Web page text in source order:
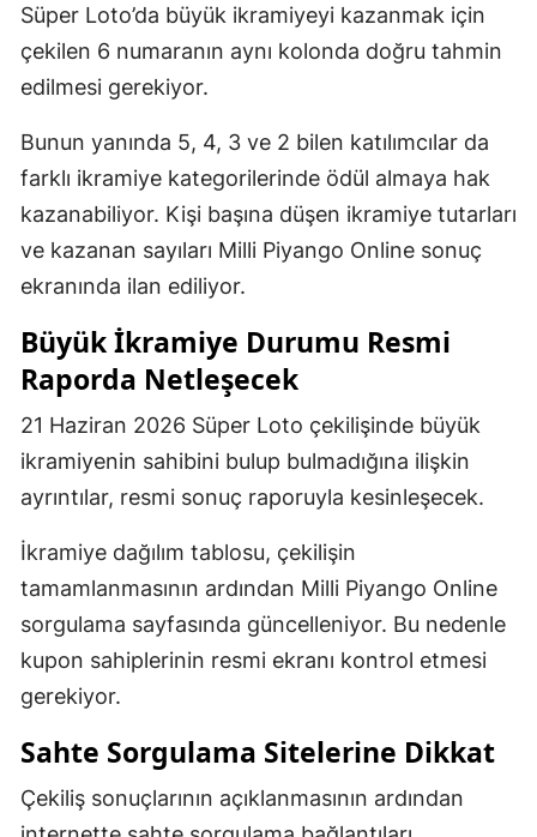
Süper Loto’da büyük ikramiyeyi kazanmak için
çekilen 6 numaranın aynı kolonda doğru tahmin
edilmesi gerekiyor.
Bunun yanında 5, 4, 3 ve 2 bilen katılımcılar da
farklı ikramiye kategorilerinde ödül almaya hak
kazanabiliyor. Kişi başına düşen ikramiye tutarları
ve kazanan sayıları Milli Piyango Online sonuç
ekranında ilan ediliyor.
Büyük İkramiye Durumu Resmi
Raporda Netleşecek
21 Haziran 2026 Süper Loto çekilişinde büyük
ikramiyenin sahibini bulup bulmadığına ilişkin
ayrıntılar, resmi sonuç raporuyla kesinleşecek.
İkramiye dağılım tablosu, çekilişin
tamamlanmasının ardından Milli Piyango Online
sorgulama sayfasında güncelleniyor. Bu nedenle
kupon sahiplerinin resmi ekranı kontrol etmesi
gerekiyor.
Sahte Sorgulama Sitelerine Dikkat
Çekiliş sonuçlarının açıklanmasının ardından